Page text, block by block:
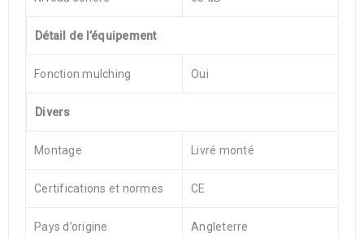
Détail de l’équipement
Fonction mulching Oui
Divers
Montage Livré monté
Certifications et normes CE
Pays d’origine Angleterre